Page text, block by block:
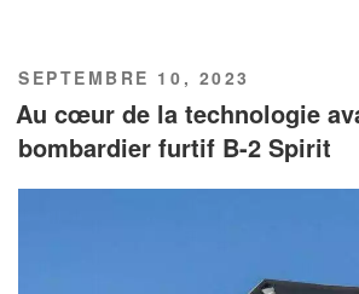
PUBLIÉ
LE
SEPTEMBRE 10, 2023
Au cœur de la technologie
bombardier furtif B-2 Spirit